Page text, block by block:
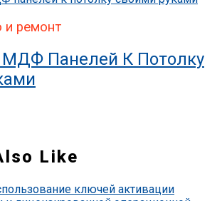
и ремонт
МДФ Панелей К Потолку
Like